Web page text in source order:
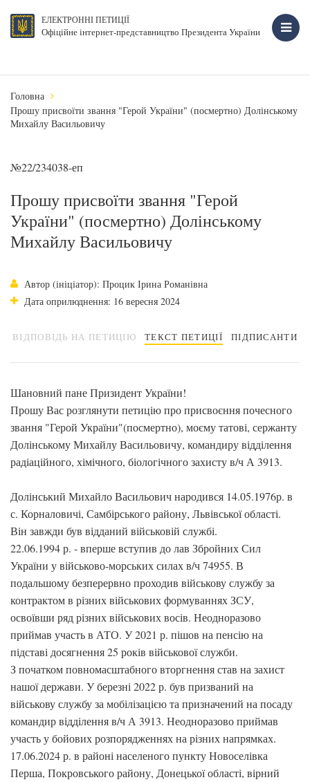
ЕЛЕКТРОННІ ПЕТИЦІЇ
Офіційне інтернет-представництво Президента України
Головна
Прошу присвоїти звання "Герой України" (посмертно) Долінському
Михайлу Васильовичу
№22/234038-еп
Прошу присвоїти звання "Герой
України" (посмертно) Долінському
Михайлу Васильовичу
Автор (ініціатор): Процик Ірина Романівна
Дата оприлюднення: 16 вересня 2024
ВІДПОВІДЬ НА ПЕТИЦІЮ ТЕКСТ ПЕТИЦІЇ ПІДПИСАНТИ
Шановний пане Призидент України!
Прошу Вас розглянути петицію про присвоєння почесного
звання "Герой України"(посмертно), моєму татові, сержанту
Долінському Михайлу Васильовичу, командиру відділення
радіаційного, хімічного, біологічного захисту в/ч А 3913.
Долінський Михайло Васильович народився 14.05.1976р. в
с. Корналовичі, Самбірського району, Львівської області.
Він завжди був відданий військовій службі.
22.06.1994 р. - вперше вступив до лав Збройних Сил
України у військово-морських силах в/ч 74955. В
подальшому безперервно проходив військову службу за
контрактом в різних військових формуваннях ЗСУ,
освоївши ряд різних військових восів. Неодноразово
приймав участь в АТО. У 2021 р. пішов на пенсію на
підставі досягнення 25 років військової служби.
З початком повномасштабного вторгнення став на захист
нашої держави. У березні 2022 р. був призваний на
військову службу за мобілізацією та призначений на посаду
командир відділення в/ч А 3913. Неодноразово приймав
участь у бойових розпорядженнях на різних напрямках.
17.06.2024 р. в районі населеного пункту Новоселівка
Перша, Покровського району, Донецької області, вірний